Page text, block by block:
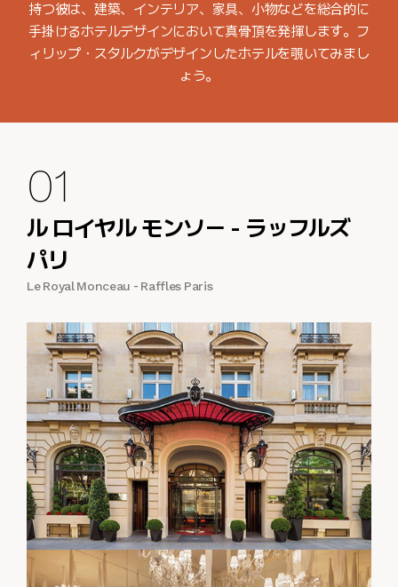
持つ彼は、建築、インテリア、家具、小物などを総合的に
手掛けるホテルデザインにおいて真骨頂を発揮します。フ
ィリップ・スタルクがデザインしたホテルを覗いてみまし
ょう。
01
ル ロイヤル モンソー - ラッフルズ
パリ
Le Royal Monceau - Raffles Paris